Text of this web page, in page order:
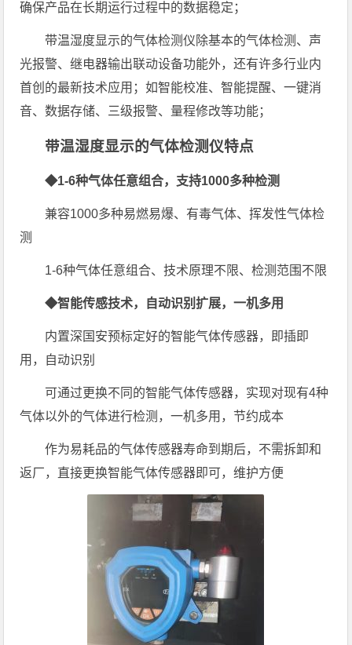
确保产品在长期运行过程中的数据稳定；
带温湿度显示的气体检测仪除基本的气体检测、声
光报警、继电器输出联动设备功能外，还有许多行业内
首创的最新技术应用；如智能校准、智能提醒、一键消
音、数据存储、三级报警、量程修改等功能；
带温湿度显示的气体检测仪特点
◆1-6种气体任意组合，支持1000多种检测
兼容1000多种易燃易爆、有毒气体、挥发性气体检
测
1-6种气体任意组合、技术原理不限、检测范围不限
◆智能传感技术，自动识别扩展，一机多用
内置深国安预标定好的智能气体传感器，即插即
用，自动识别
可通过更换不同的智能气体传感器，实现对现有4种
气体以外的气体进行检测，一机多用，节约成本
作为易耗品的气体传感器寿命到期后，不需拆卸和
返厂，直接更换智能气体传感器即可，维护方便